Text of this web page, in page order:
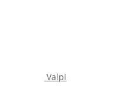
Valpi